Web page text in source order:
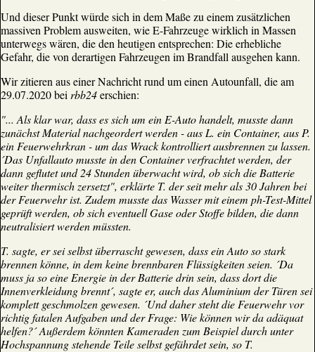
Und dieser Punkt würde sich in dem Maße zu einem zusätzlichen
massiven Problem ausweiten, wie E-Fahrzeuge wirklich in Massen
unterwegs wären, die den heutigen entsprechen: Die erhebliche
Gefahr, die von derartigen Fahrzeugen im Brandfall ausgehen kann.
Wir zitieren aus einer Nachricht rund um einen Autounfall, die am
29.07.2020 bei rbb24erschien:
"... Als klar war, dass es sich um ein E-Auto handelt, musste dann
zunächst Material nachgeordert werden - aus L. ein Container, aus P.
ein Feuerwehrkran - um das Wrack kontrolliert ausbrennen zu lassen.
´Das Unfallauto musste in den Container verfrachtet werden, der
dann geflutet und 24 Stunden überwacht wird, ob sich die Batterie
weiter thermisch zersetzt", erklärte T. der seit mehr als 30 Jahren bei
der Feuerwehr ist. Zudem musste das Wasser mit einem ph-Test-Mittel
geprüft werden, ob sich eventuell Gase oder Stoffe bilden, die dann
neutralisiert werden müssten.
T. sagte, er sei selbst überrascht gewesen, dass ein Auto so stark
brennen könne, in dem keine brennbaren Flüssigkeiten seien. ´Da
muss ja so eine Energie in der Batterie drin sein, dass dort die
Innenverkleidung brennt´, sagte er, auch das Aluminium der Türen sei
komplett geschmolzen gewesen. ´Und daher steht die Feuerwehr vor
richtig fatalen Aufgaben und der Frage: Wie können wir da adäquat
helfen?´ Außerdem könnten Kameraden zum Beispiel durch unter
Hochspannung stehende Teile selbst gefährdet sein, so T.